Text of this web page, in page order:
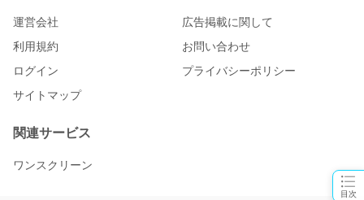
目次
運営会社
広告掲載に関して
利用規約
お問い合わせ
ログイン
プライバシーポリシー
サイトマップ
関連サービス
ワンスクリーン